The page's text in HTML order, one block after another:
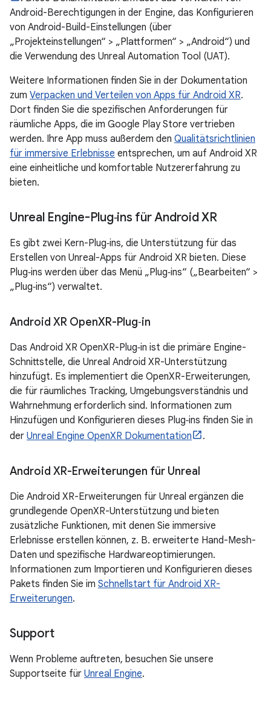
Android-Berechtigungen in der Engine, das Konfigurieren
von Android-Build-Einstellungen (über
„Projekteinstellungen“ > „Plattformen“ > „Android“) und
die Verwendung des Unreal Automation Tool (UAT).
Weitere Informationen finden Sie in der Dokumentation
zum Verpacken und Verteilen von Apps für Android XR.
Dort finden Sie die spezifischen Anforderungen für
räumliche Apps, die im Google Play Store vertrieben
werden. Ihre App muss außerdem den Qualitätsrichtlinien
für immersive Erlebnisse entsprechen, um auf Android XR
eine einheitliche und komfortable Nutzererfahrung zu
bieten.
Unreal Engine-Plug‑ins für Android XR
Es gibt zwei Kern-Plug‑ins, die Unterstützung für das
Erstellen von Unreal-Apps für Android XR bieten. Diese
Plug‑ins werden über das Menü „Plug‑ins“ („Bearbeiten“ >
„Plug‑ins“) verwaltet.
Android XR OpenXR-Plug‑in
Das Android XR OpenXR-Plug‑in ist die primäre Engine-
Schnittstelle, die Unreal Android XR-Unterstützung
hinzufügt. Es implementiert die OpenXR-Erweiterungen,
die für räumliches Tracking, Umgebungsverständnis und
Wahrnehmung erforderlich sind. Informationen zum
Hinzufügen und Konfigurieren dieses Plug‑ins finden Sie in
der Unreal Engine OpenXR Dokumentation .
Android XR-Erweiterungen für Unreal
Die Android XR-Erweiterungen für Unreal ergänzen die
grundlegende OpenXR-Unterstützung und bieten
zusätzliche Funktionen, mit denen Sie immersive
Erlebnisse erstellen können, z. B. erweiterte Hand-Mesh-
Daten und spezifische Hardwareoptimierungen.
Informationen zum Importieren und Konfigurieren dieses
Pakets finden Sie im Schnellstart für Android XR-
Erweiterungen.
Support
Wenn Probleme auftreten, besuchen Sie unsere
Supportseite für Unreal Engine.